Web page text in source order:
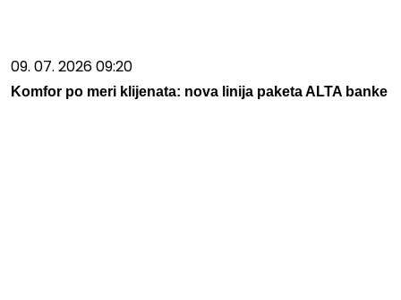
09. 07. 2026 09:20
Komfor po meri klijenata: nova linija paketa ALTA banke